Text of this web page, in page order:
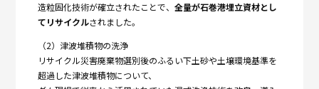
造粒固化技術が確立されたことで、 全量が石巻港埋立資材とし
てリサイクルされました。
（2）津波堆積物の洗浄
リサイクル災害廃棄物選別後のふるい下土砂や土壌環境基準を
超過した津波堆積物について、